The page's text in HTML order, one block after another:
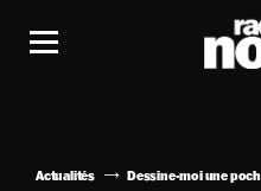
Actualités Dessine-moi une